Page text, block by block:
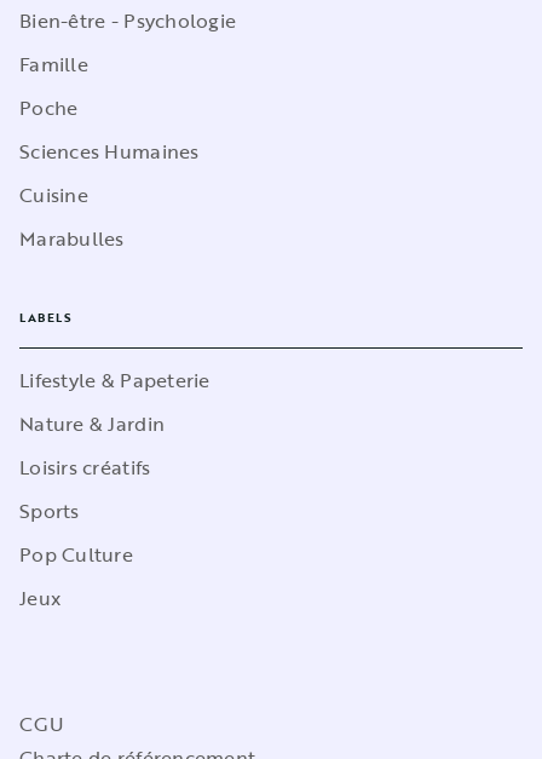
Bien-être - Psychologie
Famille
Poche
Sciences Humaines
Cuisine
Marabulles
LABELS
Lifestyle & Papeterie
Nature & Jardin
Loisirs créatifs
Sports
Pop Culture
Jeux
CGU